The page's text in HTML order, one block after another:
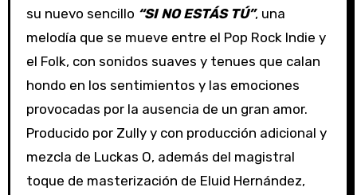
su nuevo sencillo “SI NO ESTÁS TÚ”, una
melodía que se mueve entre el Pop Rock Indie y
el Folk, con sonidos suaves y tenues que calan
hondo en los sentimientos y las emociones
provocadas por la ausencia de un gran amor.
Producido por Zully y con producción adicional y
mezcla de Luckas O, además del magistral
toque de masterización de Eluid Hernández,